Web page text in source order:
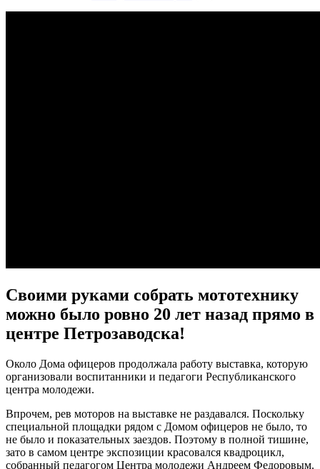
Своими руками собрать мототехнику
можно было ровно 20 лет назад прямо в
центре Петрозаводска!
Около Дома офицеров продолжала работу выставка, которую
организовали воспитанники и педагоги Республиканского
центра молодежи.
Впрочем, рев моторов на выставке не раздавался. Поскольку
специальной площадки рядом с Домом офицеров не было, то
не было и показательных заездов. Поэтому в полной тишине,
зато в самом центре экспозиции красовался квадроцикл,
собранный педагогом Центра молодежи Андреем Федоровым.